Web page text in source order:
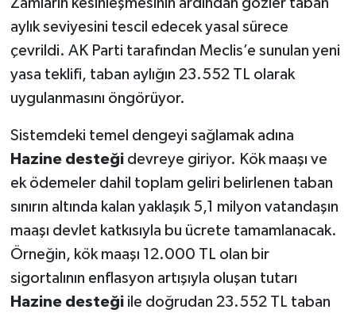
Zamların kesinleşmesinin ardından gözler taban
aylık seviyesini tescil edecek yasal sürece
çevrildi. AK Parti tarafından Meclis’e sunulan yeni
yasa teklifi, taban aylığın 23.552 TL olarak
uygulanmasını öngörüyor.
Sistemdeki temel dengeyi sağlamak adına
Hazine desteğidevreye giriyor. Kök maaşı ve
ek ödemeler dahil toplam geliri belirlenen taban
sınırın altında kalan yaklaşık 5,1 milyon vatandaşın
maaşı devlet katkısıyla bu ücrete tamamlanacak.
Örneğin, kök maaşı 12.000 TL olan bir
sigortalının enflasyon artışıyla oluşan tutarı
Hazine desteğiile doğrudan 23.552 TL taban